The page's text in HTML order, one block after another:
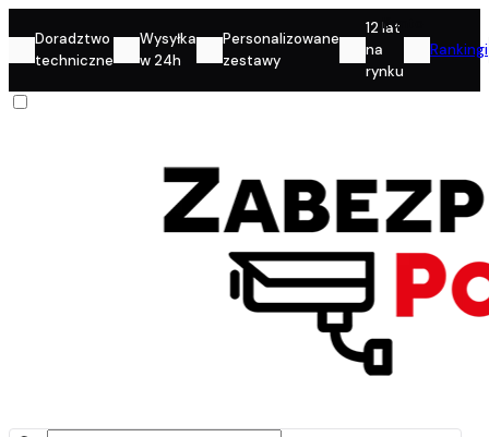
Doradztwo
techniczne
Wysyłka
w 24h
Personalizowane
zestawy
12 lat
na
rynku
Rankingi
Konto